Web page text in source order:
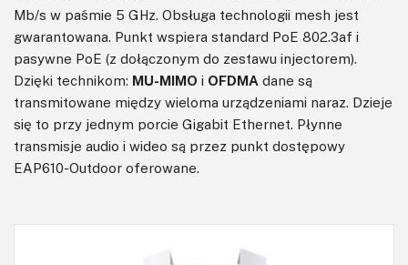
Mb/s w paśmie 5 GHz. Obsługa technologii mesh jest
gwarantowana. Punkt wspiera standard PoE 802.3af i
pasywne PoE (z dołączonym do zestawu injectorem).
Dzięki technikom: MU-MIMO i OFDMA dane są
transmitowane między wieloma urządzeniami naraz. Dzieje
się to przy jednym porcie Gigabit Ethernet. Płynne
transmisje audio i wideo są przez punkt dostępowy
EAP610-Outdoor oferowane.